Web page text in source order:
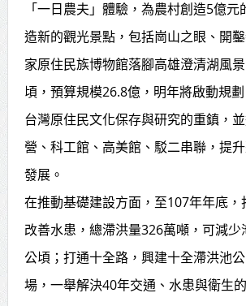
「一日農夫」體驗，為農村創造5億
造新的觀光景點，包括崗山之眼、開
家原住民族博物館落腳高雄澄清湖風
頃，預算規模26.8億，明年將啟動規
台灣原住民文化保存與研究的重鎮，
營、科工館、高美館、駁二串聯，提
發展。
在推動基礎建設方面，至107年年底
改善水患，總滯洪量326萬噸，可減少
公頃；打通十全路，興建十全滯洪池
場，一舉解決40年交通、水患與衛生